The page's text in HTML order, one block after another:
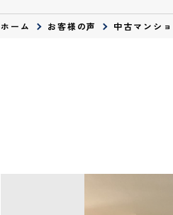
ホーム お客様の声 中古マンシ